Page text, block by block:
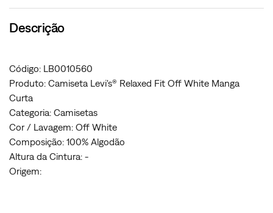
Descrição
Código: LB0010560
Produto: Camiseta Levi's® Relaxed Fit Off White Manga
Curta
Categoria: Camisetas
Cor / Lavagem: Off White
Composição: 100% Algodão
Altura da Cintura: -
Origem: